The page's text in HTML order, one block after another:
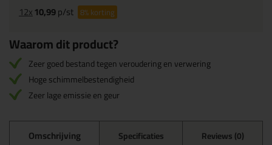
12x10,99p/st 8%korting
Waarom dit product?
Zeer goed bestand tegen veroudering en verwering
Hoge schimmelbestendigheid
Zeer lage emissie en geur
Omschrijving Specificaties Reviews (0)